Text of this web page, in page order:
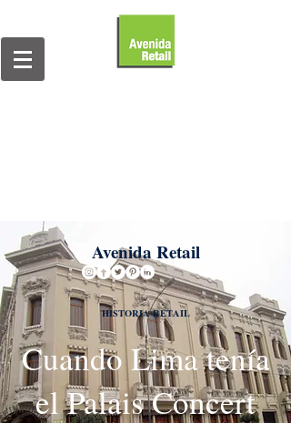
Avenida Retail
HISTORIA RETAIL
Cuando Lima tenía
el Palais Concert